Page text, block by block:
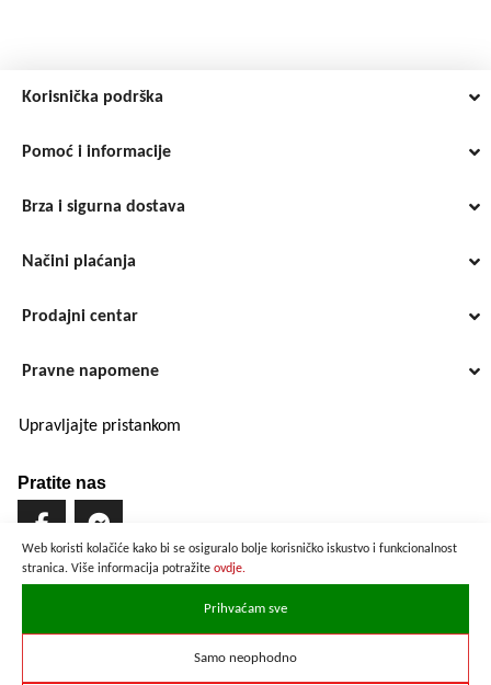
Web koristi kolačiće kako bi se osiguralo bolje korisničko iskustvo i funkcionalnost
stranica. Više informacija potražite ovdje.
Prihvaćam sve
Samo neophodno
Korisnička podrška
Pomoć i informacije
Brza i sigurna dostava
Načini plaćanja
Prodajni centar
Pravne napomene
Upravljajte pristankom
Pratite nas
Brzo i sigurno plaćanje
Prikazane cijene su preračunate po službenom tečaju u iznosu od